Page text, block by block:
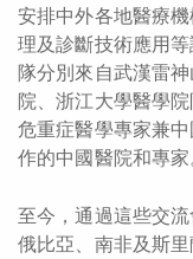
安排中外各地醫療
理及診斷技術應用
隊分別來自武漢雷
院、浙江大學醫學
危重症醫學專家兼
作的中國醫院和專家
至今，通過這些交
俄比亞、南非及斯